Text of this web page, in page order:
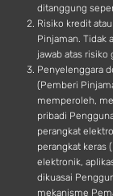
ditanggung
Risiko kredit
Pinjaman. Tidak
jawab atas risiko
Penyelenggara
(Pemberi
memperoleh,
pribadi
perangkat
perangkat keras
elektronik,
dikuasai
mekanisme